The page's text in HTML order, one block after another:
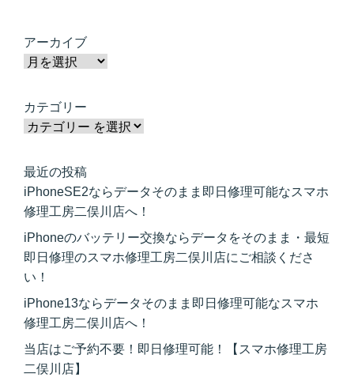
アーカイブ
カテゴリー
最近の投稿
iPhoneSE2ならデータそのまま即日修理可能なスマホ
修理工房二俣川店へ！
iPhoneのバッテリー交換ならデータをそのまま・最短
即日修理のスマホ修理工房二俣川店にご相談くださ
い！
iPhone13ならデータそのまま即日修理可能なスマホ
修理工房二俣川店へ！
当店はご予約不要！即日修理可能！【スマホ修理工房
二俣川店】